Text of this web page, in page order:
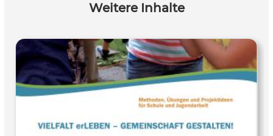
Weitere Inhalte